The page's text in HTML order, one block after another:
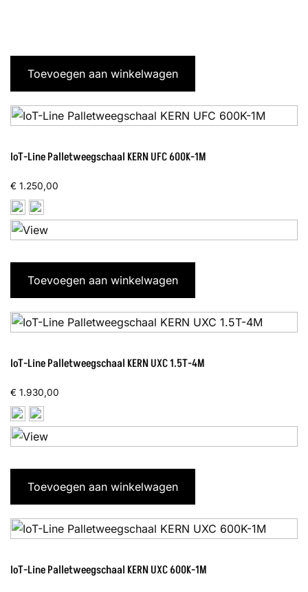
Toevoegen aan winkelwagen
IoT-Line Palletweegschaal KERN UFC 600K-1M
€ 1.250,00
Toevoegen aan winkelwagen
IoT-Line Palletweegschaal KERN UXC 1.5T-4M
€ 1.930,00
Toevoegen aan winkelwagen
IoT-Line Palletweegschaal KERN UXC 600K-1M